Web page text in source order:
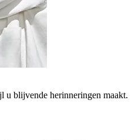
blijvende herinneringen maakt.